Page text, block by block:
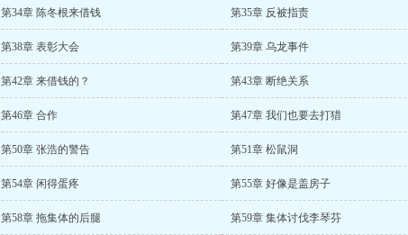
第34章 陈冬根来借钱 第35章 反被指责
第38章 表彰大会 第39章 乌龙事件
第42章 来借钱的？ 第43章 断绝关系
第46章 合作 第47章 我们也要去打猎
第50章 张浩的警告 第51章 松鼠洞
第54章 闲得蛋疼 第55章 好像是盖房子
第58章 拖集体的后腿 第59章 集体讨伐李琴芬